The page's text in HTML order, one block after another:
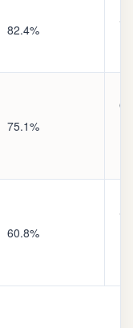
82.4%
75.1%
60.8%